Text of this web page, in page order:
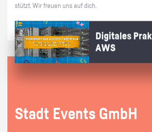
stützt. Wir freu­en uns auf dich.
Stadt Events GmbH
Digitales
AWS